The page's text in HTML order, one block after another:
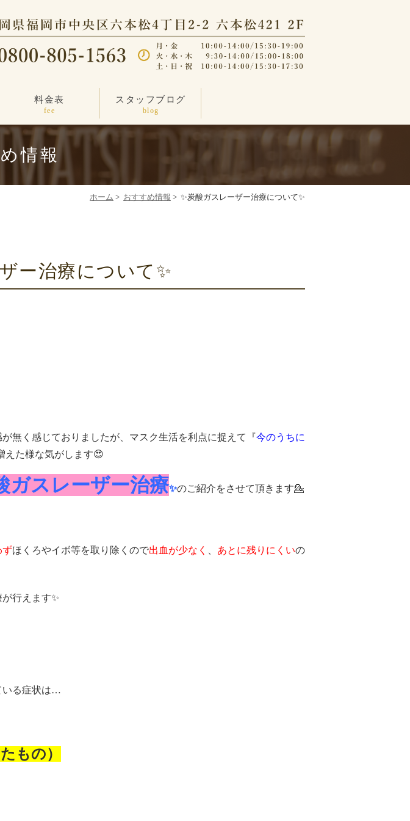
料金表
fee
スタッフブログ
blog
情報
ホーム > おすすめ情報 > ✨️炭酸ガスレーザー治療について✨️
ー治療について✨️
無く感じておりましたが、マスク生活を利点に捉えて『今のうちに
えた様な気がします😍
ガスレーザー治療✨のご紹介をさせて頂きます💁
ずほくろやイボ等を取り除くので出血が少なく あとに残りにくいの
行えます✨
いる症状は…
もの）